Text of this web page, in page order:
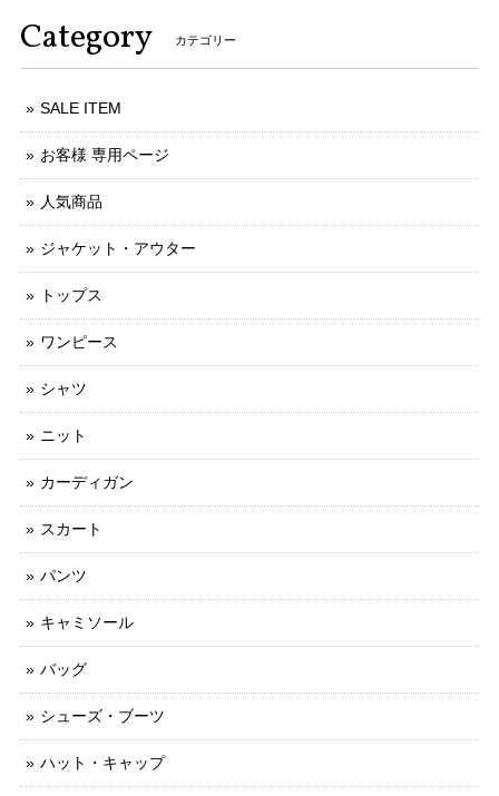
Category カテゴリー
SALE ITEM
お客様 専用ページ
人気商品
ジャケット・アウター
トップス
ワンピース
シャツ
ニット
カーディガン
スカート
パンツ
キャミソール
バッグ
シューズ・ブーツ
ハット・キャップ